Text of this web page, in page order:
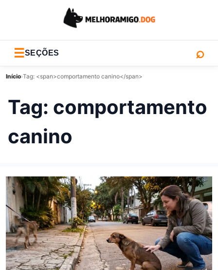
☰SEÇÕES ⌕
Início›Tag: <span>comportamento canino</span>
Tag: comportamento
canino